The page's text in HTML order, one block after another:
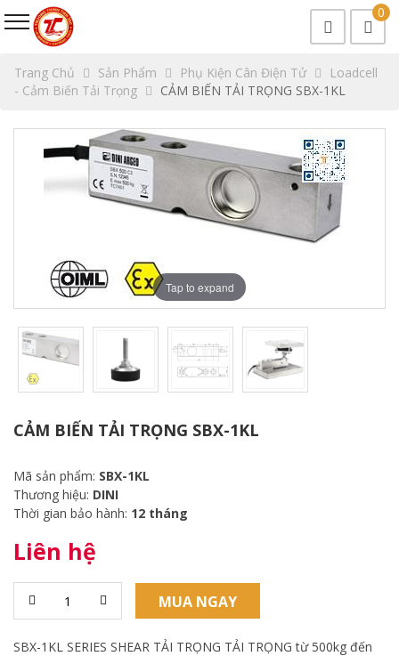
0
Trang Chủ Sản Phẩm Phụ Kiện Cân Điện Tử
Loadcell
- Cảm Biến Tải Trọng
CẢM BIẾN TẢI TRỌNG SBX-1KL
Tap to expand
CẢM BIẾN TẢI TRỌNG SBX-1KL
Mã sản phẩm: SBX-1KL
Thương hiệu: DINI
Thời gian bảo hành: 12 tháng
Liên hệ
MUA NGAY
SBX-1KL SERIES SHEAR TẢI TRỌNG TẢI TRỌNG từ 500kg đến